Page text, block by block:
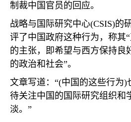
制裁中国官员的回应。
战略与国际研究中心(CSIS)的
评了中国政府这种行为，称其
的主张，即希望与西方保持良
的政治和社会”。
文章写道：“(中国的这些行为)
待关注中国的国际研究组织和
淡。”